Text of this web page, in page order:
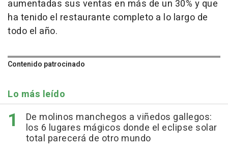
aumentadas sus ventas en más de un 30% y que
ha tenido el restaurante completo a lo largo de
todo el año.
Contenido patrocinado
Lo más leído
De molinos manchegos a viñedos gallegos:
los 6 lugares mágicos donde el eclipse solar
total parecerá de otro mundo